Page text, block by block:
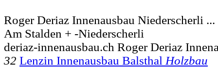
Roger Deriaz Innenausbau Niederscherli
Am Stalden + -Niederscherli
deriaz-innenausbau.ch Roger Deriaz
32 Lenzin Innenausbau Balsthal Holzbau